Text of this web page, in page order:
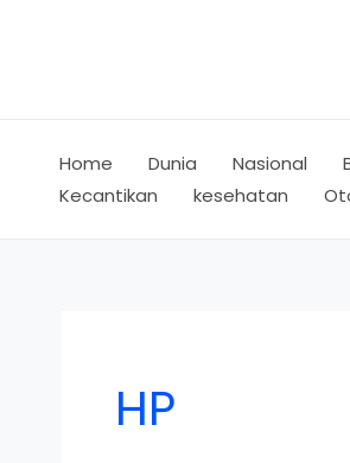
Home Dunia Nasional
Kecantikan
kesehatan
HP